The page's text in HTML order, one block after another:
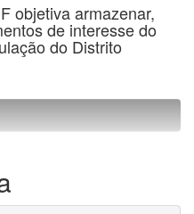
objetiva armazenar,
de interesse do
do Distrito